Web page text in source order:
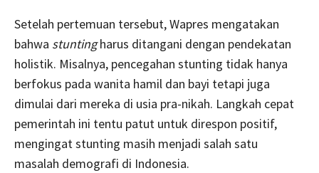
Setelah pertemuan tersebut, Wapres mengatakan
bahwa stuntingharus ditangani dengan pendekatan
holistik. Misalnya, pencegahan stunting tidak hanya
berfokus pada wanita hamil dan bayi tetapi juga
dimulai dari mereka di usia pra-nikah. Langkah cepat
pemerintah ini tentu patut untuk direspon positif,
mengingat stunting masih menjadi salah satu
masalah demografi di Indonesia.